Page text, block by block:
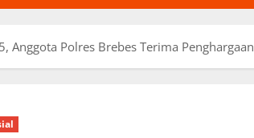
Anggota Polres Brebes Terima Penghargaan